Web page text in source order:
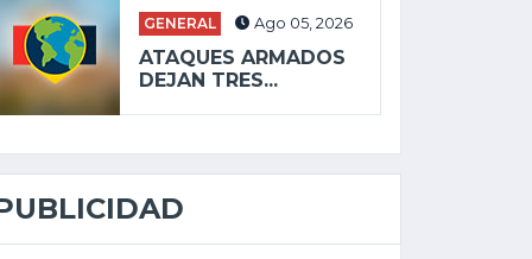
GENERAL Ago 05, 2026
ATAQUES ARMADOS
DEJAN TRES...